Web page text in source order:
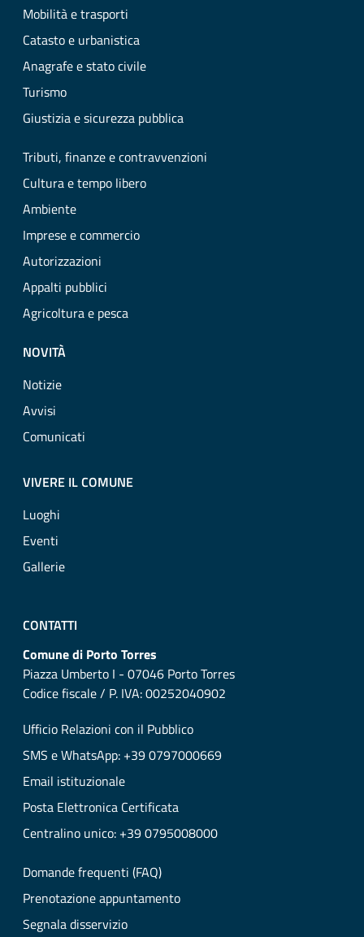
Mobilità e trasporti
Catasto e urbanistica
Anagrafe e stato civile
Turismo
Giustizia e sicurezza pubblica
Tributi, finanze e contravvenzioni
Cultura e tempo libero
Ambiente
Imprese e commercio
Autorizzazioni
Appalti pubblici
Agricoltura e pesca
NOVITÀ
Notizie
Avvisi
Comunicati
VIVERE IL COMUNE
Luoghi
Eventi
Gallerie
CONTATTI
Comune di Porto Torres
Piazza Umberto I - 07046 Porto Torres
Codice fiscale / P. IVA: 00252040902
Ufficio Relazioni con il Pubblico
SMS e WhatsApp: +39 0797000669
Email istituzionale
Posta Elettronica Certificata
Centralino unico: +39 0795008000
Domande frequenti (FAQ)
Prenotazione appuntamento
Segnala disservizio